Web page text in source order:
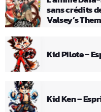
sans crédits
Valsey’s
Kid Pilote –
Kid Ken –